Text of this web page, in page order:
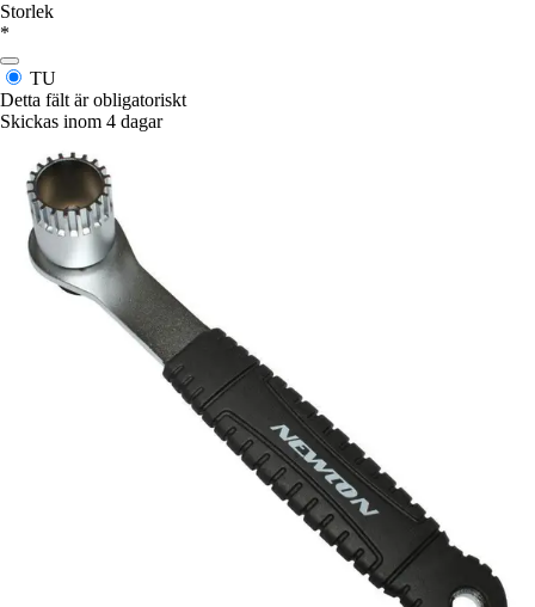
Storlek
*
TU
Detta fält är obligatoriskt
Skickas inom 4 dagar